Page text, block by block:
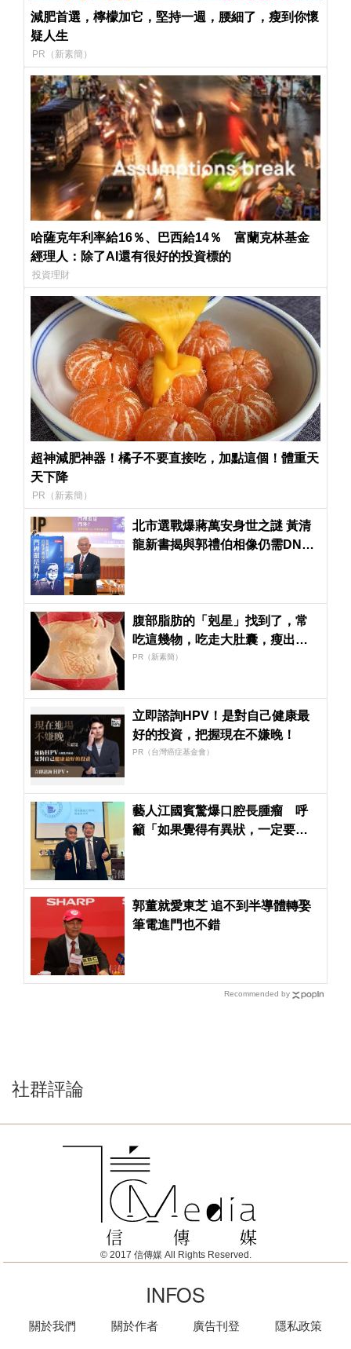
減肥首選，檸檬加它，堅持一週，腰細了，瘦到你懷
疑人生
PR（新素簡）
哈薩克年利率給16％、巴西給14％ 富蘭克林基金
經理人：除了AI還有很好的投資標的
投資理財
超神減肥神器！橘子不要直接吃，加點這個！體重天
天下降
PR（新素簡）
北市選戰爆蔣萬安身世之謎 黃清
龍新書揭與郭禮伯相像仍需DNA
腹部脂肪的「剋星」找到了，常
吃這幾物，吃走大肚囊，瘦出小
蠻腰
PR（新素簡）
立即諮詢HPV！是對自己健康最
好的投資，把握現在不嫌晚！
PR（台灣癌症基金會）
藝人江國賓驚爆口腔長腫瘤 呼
籲「如果覺得有異狀，一定要儘
郭董就愛東芝 追不到半導體轉娶
筆電進門也不錯
Recommended by
社群評論
© 2017 信傳媒 All Rights Reserved.
INFOS
關於我們 關於作者 廣告刊登 隱私政策